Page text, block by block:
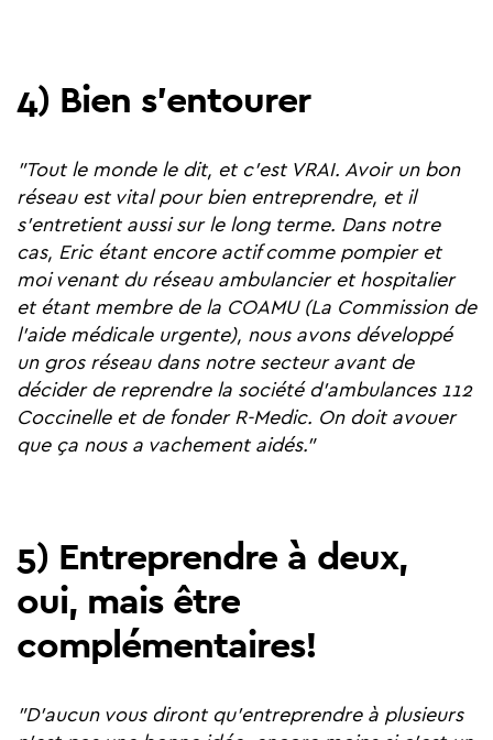
4) Bien s'entourer
"Tout le monde le dit, et c'est VRAI. Avoir un bon
réseau est vital pour bien entreprendre, et il
s'entretient aussi sur le long terme. Dans notre
cas, Eric étant encore actif comme pompier et
moi venant du réseau ambulancier et hospitalier
et étant membre de la COAMU (La Commission de
l'aide médicale urgente), nous avons développé
un gros réseau dans notre secteur avant de
décider de reprendre la société d'ambulances 112
Coccinelle et de fonder R-Medic. On doit avouer
que ça nous a vachement aidés."
5) Entreprendre à deux,
oui, mais être
complémentaires!
"D'aucun vous diront qu'entreprendre à plusieurs